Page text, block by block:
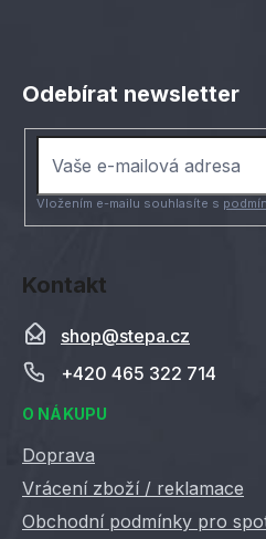
Kontakt
shop@stepa.cz
+420 465 322 714
O NÁKUPU
Doprava
Vrácení zboží / reklamace
Obchodní podmínky pro
Odebírat newsletter
Vložením e-mailu souhlasíte s